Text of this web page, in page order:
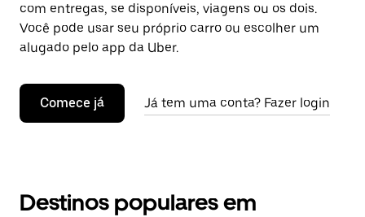
com entregas, se disponíveis, viagens ou os dois.
Você pode usar seu próprio carro ou escolher um
alugado pelo app da Uber.
Comece já Já tem uma conta? Fazer login
Destinos populares em